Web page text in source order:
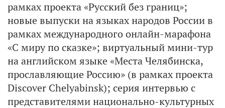
рамках проекта «Русский без границ»;
новые выпуски на языках народов России в
рамках международного онлайн-марафона
«С миру по сказке»; виртуальный мини-тур
на английском языке «Места Челябинска,
прославляющие Россию» (в рамках проекта
Discover Chelyabinsk); серия интервью с
представителями национально-культурных